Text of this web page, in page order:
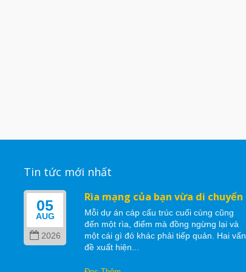
Tin tức mới nhất
05
AUG
2026
Rìa mạng của bạn vừa di chuyển
Mỗi dự án cáp cấu trúc cuối cùng cũng
đến một rìa, điểm mà đồng ngừng lại và
một cái gì đó khác phải tiếp quản. Hai vấn
đề xuất hiện...